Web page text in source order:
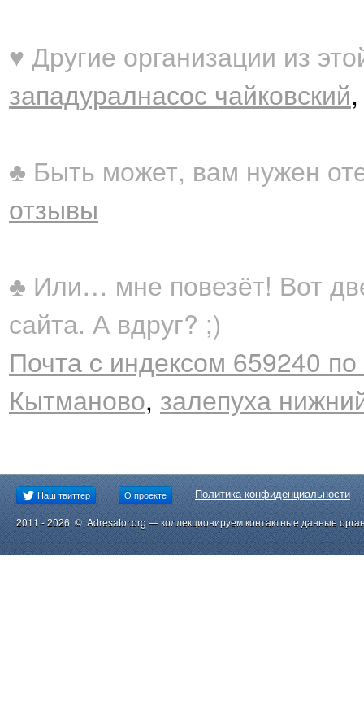
♥ Другие организации из
западуралнасос чайковский
♣ Быть может, вам нужен
отзывы
♣ Или… мне повезёт! Вот
сайта. А вдруг? ;)
Почта c индексом 659240
Кытманово, залепуха
Наш твиттер О проекте Политика конфиденциальности
2011 - 2026 © Adresator.org — коллекционируем контактные данные